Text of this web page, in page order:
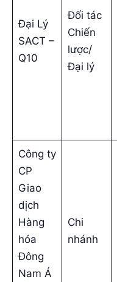
Đại Lý
SACT –
Q10
Đối tác
Chiến
lược/
Đại lý
Công ty
CP
Giao
dịch
Hàng
hóa
Đông
Nam Á
Chi
nhánh